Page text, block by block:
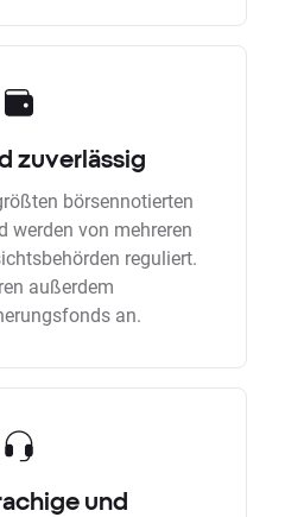
zuverlässig
börsennotierten
werden von mehreren
reguliert.
außerdem
an.
und